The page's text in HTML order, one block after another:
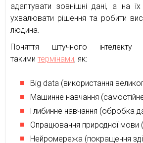
адаптувати зовнішні дані, а на
ухвалювати рішення та робити
людина.
Поняття штучного інтелекту
такими термінами, як:
Big data (використання
Машинне навчання
Глибинне навчання (обробка
Опрацювання природної мови
Нейромережа (покращення